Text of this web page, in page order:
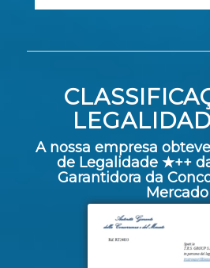
A nossa empresa
de Legalidade ★++
Garantidora da
Mercado